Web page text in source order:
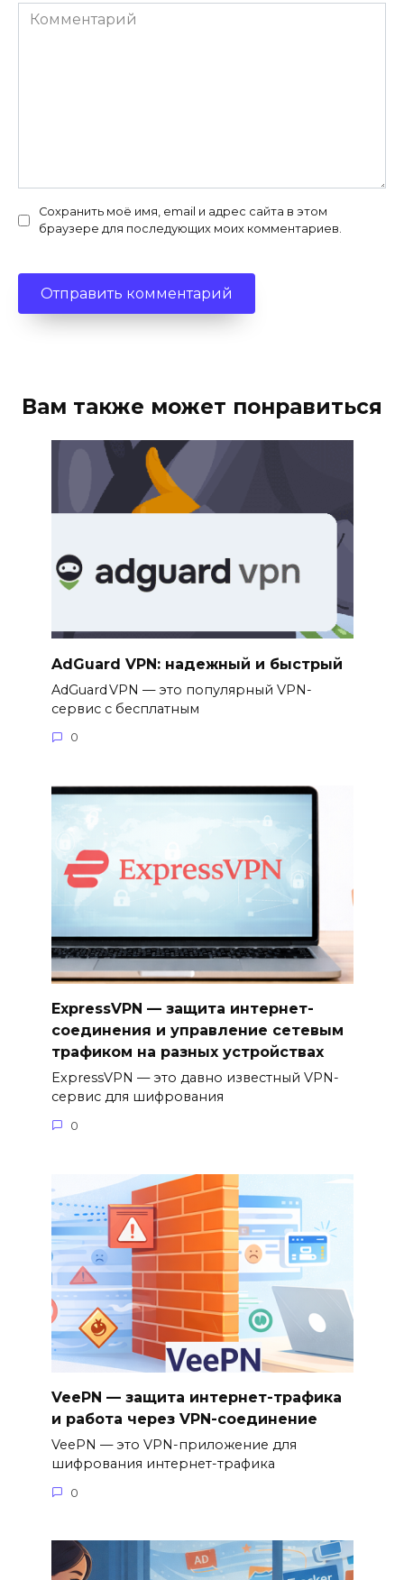
Комментарий
Сохранить моё имя, email и адрес сайта в этом
браузере для последующих моих комментариев.
Вам также может понравиться
AdGuard VPN: надежный и быстрый
AdGuard VPN — это популярный VPN-
сервис с бесплатным
0
ExpressVPN — защита интернет-
соединения и управление сетевым
трафиком на разных устройствах
ExpressVPN — это давно известный VPN-
сервис для шифрования
0
VeePN — защита интернет-трафика
и работа через VPN-соединение
VeePN — это VPN-приложение для
шифрования интернет-трафика
0